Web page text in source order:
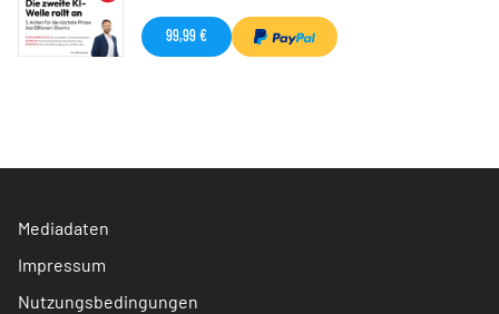
99,99 €
Mediadaten
Impressum
Nutzungsbedingungen